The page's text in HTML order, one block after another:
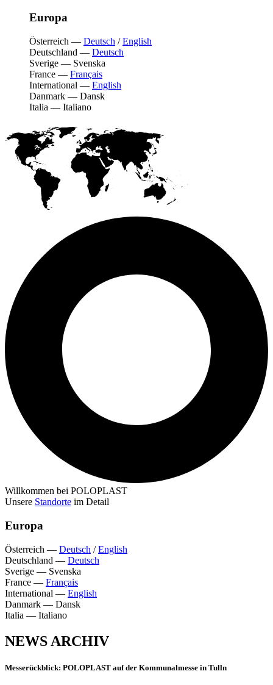
Europa
Österreich — Deutsch /English
Deutschland — Deutsch
Sverige — Svenska
France — Français
International — English
Danmark — Dansk
Italia — Italiano
Willkommen bei POLOPLAST
Unsere Standorte im Detail
Europa
Österreich — Deutsch /English
Deutschland — Deutsch
Sverige — Svenska
France — Français
International — English
Danmark — Dansk
Italia — Italiano
NEWS ARCHIV
Messerückblick: POLOPLAST auf der Kommunalmesse in Tulln